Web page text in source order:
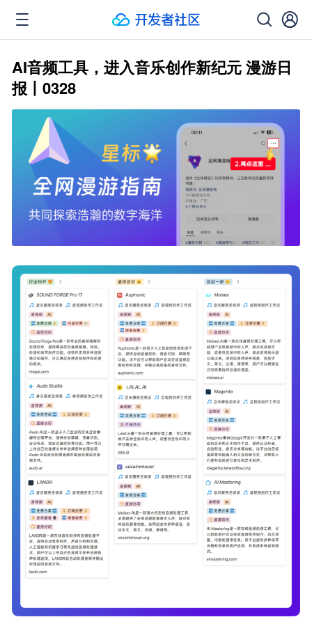
AI音频工具，进入音乐创作新纪元 漫游日
报丨0328